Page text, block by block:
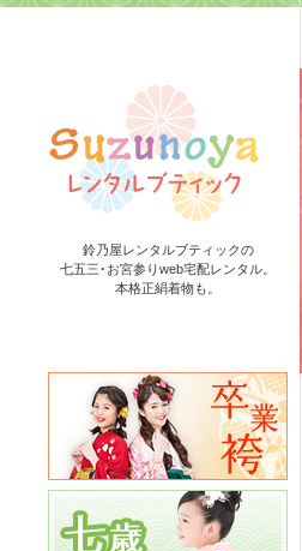
鈴乃屋レンタルブティックの
七五三･お宮参りweb宅配レンタル。
本格正絹着物も。